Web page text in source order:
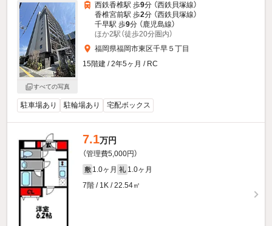
すべての写真
西鉄香椎駅 歩9分 （西鉄貝塚線）
香椎宮前駅 歩2分 （西鉄貝塚線）
千早駅 歩9分 （鹿児島線）
ほか2駅（徒歩20分圏内）
福岡県福岡市東区千早５丁目
15階建 / 2年5ヶ月 / RC
駐車場あり 駐輪場あり 宅配ボックス
7.1万円
（管理費5,000円）
敷 1.0ヶ月 礼 1.0ヶ月
7階 / 1K / 22.54㎡